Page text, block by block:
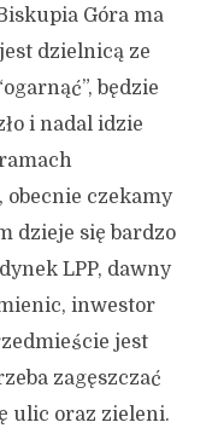
Góra ma
dzielnicą ze
będzie
i nadal idzie
obecnie czekamy
dzieje się bardzo
LPP, dawny
inwestor
jest
zagęszczać
ulic oraz zieleni.